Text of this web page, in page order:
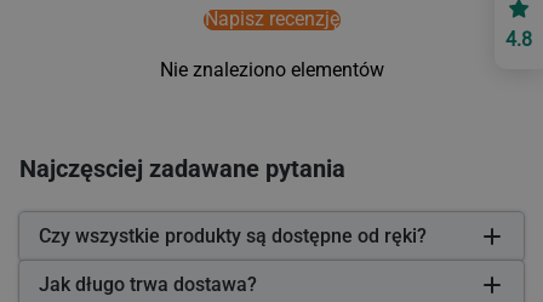
Napisz recenzję
Nie znaleziono elementów
Najczęsciej zadawane pytania
Czy wszystkie produkty są dostępne od ręki?
Jak długo trwa dostawa?
4.8